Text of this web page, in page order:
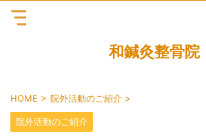
和鍼灸整骨院
HOME > 院外活動のご紹介 >
院外活動のご紹介